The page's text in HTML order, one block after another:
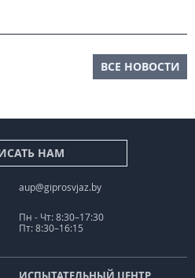
ВСЕ НОВОСТИ
НАМ
aup@giprosvjaz.by
Пн - Чт: 8:30–17:30
Пт: 8:30–16:15